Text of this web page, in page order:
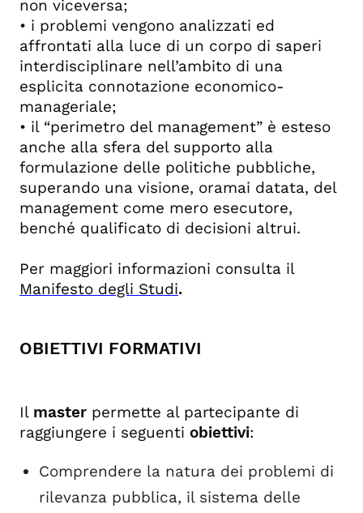
non viceversa;
• i problemi vengono analizzati ed
affrontati alla luce di un corpo di saperi
interdisciplinare nell’ambito di una
esplicita connotazione economico-
manageriale;
• il “perimetro del management” è esteso
anche alla sfera del supporto alla
formulazione delle politiche pubbliche,
superando una visione, oramai datata, del
management come mero esecutore,
benché qualificato di decisioni altrui.
Per maggiori informazioni consulta il
Manifesto degli Studi.
OBIETTIVI FORMATIVI
Il master permette al partecipante di
raggiungere i seguenti obiettivi:
Comprendere la natura dei problemi di
rilevanza pubblica, il sistema delle